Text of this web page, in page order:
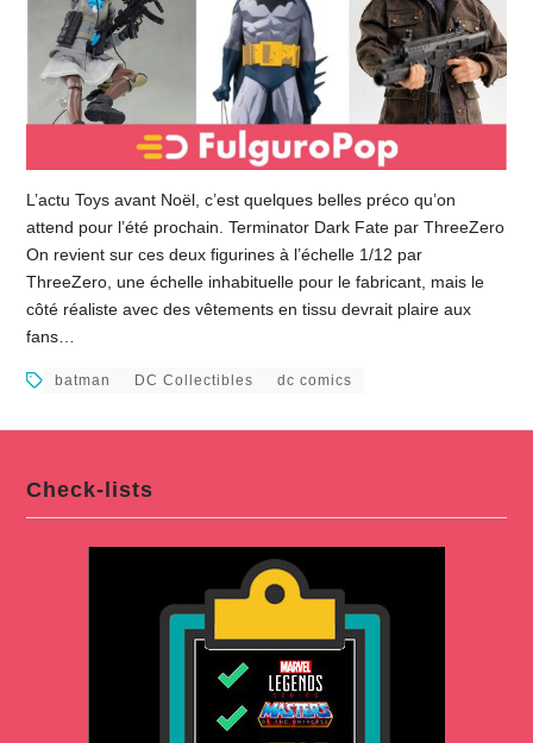
L’actu Toys avant Noël, c’est quelques belles préco qu’on
attend pour l’été prochain. Terminator Dark Fate par ThreeZero
On revient sur ces deux figurines à l’échelle 1/12 par
ThreeZero, une échelle inhabituelle pour le fabricant, mais le
côté réaliste avec des vêtements en tissu devrait plaire aux
fans…
batman DC Collectibles dc comics
Check-lists